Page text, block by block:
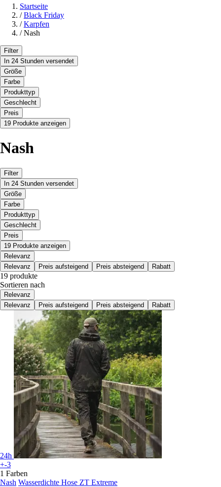
Startseite
/ Black Friday
/ Karpfen
/ Nash
Filter
In 24 Stunden versendet
Größe
Farbe
Produkttyp
Geschlecht
Preis
19 Produkte anzeigen
Nash
Filter
In 24 Stunden versendet
Größe
Farbe
Produkttyp
Geschlecht
Preis
19 Produkte anzeigen
Relevanz
Relevanz
Preis aufsteigend Preis absteigend Rabatt
19 produkte
Sortieren nach
Relevanz
Relevanz
Preis aufsteigend Preis absteigend Rabatt
24h
+-3
1 Farben
Nash Wasserdichte Hose ZT Extreme